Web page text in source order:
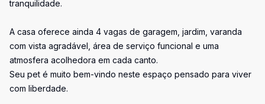
tranquilidade.
A casa oferece ainda 4 vagas de garagem, jardim, varanda
com vista agradável, área de serviço funcional e uma
atmosfera acolhedora em cada canto.
Seu pet é muito bem-vindo neste espaço pensado para viver
com liberdade.